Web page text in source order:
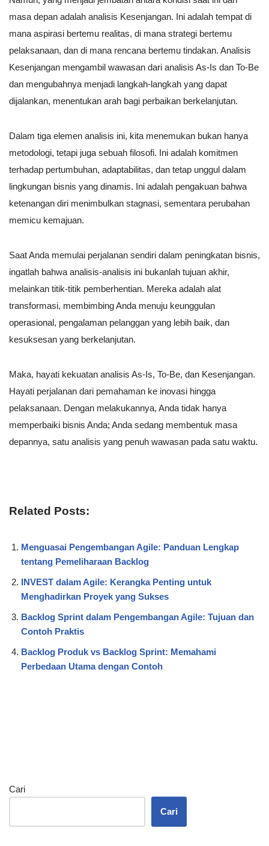
masa depan adalah analisis Kesenjangan. Ini adalah tempat di
mana aspirasi bertemu realitas, di mana strategi bertemu
pelaksanaan, dan di mana rencana bertemu tindakan. Analisis
Kesenjangan mengambil wawasan dari analisis As-Is dan To-Be
dan mengubahnya menjadi langkah-langkah yang dapat
dijalankan, menentukan arah bagi perbaikan berkelanjutan.
Dalam tiga elemen analisis ini, kita menemukan bukan hanya
metodologi, tetapi juga sebuah filosofi. Ini adalah komitmen
terhadap pertumbuhan, adaptabilitas, dan tetap unggul dalam
lingkungan bisnis yang dinamis. Ini adalah pengakuan bahwa
ketenangan diri menimbulkan stagnasi, sementara perubahan
memicu kemajuan.
Saat Anda memulai perjalanan sendiri dalam peningkatan bisnis,
ingatlah bahwa analisis-analisis ini bukanlah tujuan akhir,
melainkan titik-titik pemberhentian. Mereka adalah alat
transformasi, membimbing Anda menuju keunggulan
operasional, pengalaman pelanggan yang lebih baik, dan
kesuksesan yang berkelanjutan.
Maka, hayati kekuatan analisis As-Is, To-Be, dan Kesenjangan.
Hayati perjalanan dari pemahaman ke inovasi hingga
pelaksanaan. Dengan melakukannya, Anda tidak hanya
memperbaiki bisnis Anda; Anda sedang membentuk masa
depannya, satu analisis yang penuh wawasan pada satu waktu.
Related Posts:
Menguasai Pengembangan Agile: Panduan Lengkap
tentang Pemeliharaan Backlog
INVEST dalam Agile: Kerangka Penting untuk
Menghadirkan Proyek yang Sukses
Backlog Sprint dalam Pengembangan Agile: Tujuan dan
Contoh Praktis
Backlog Produk vs Backlog Sprint: Memahami
Perbedaan Utama dengan Contoh
Cari
Cari